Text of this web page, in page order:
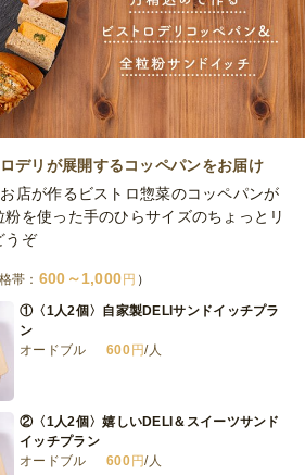
ダブルメインのプレミアムコース
オードブル
3,240円/人
全てのプランを見る（5件）
デリが展開するコッペパンをお届け
店が作るビストロ惣菜のコッペパンが
を使った手のひらサイズのちょっとリ
うぞ
帯： 600～1,000 円
①〈1人2個〉自家製DELIサンドイッチプラ
ン
オードブル
600 円/人
②〈1人2個〉嬉しいDELI＆スイーツサンド
イッチプラン
オードブル
600 円/人